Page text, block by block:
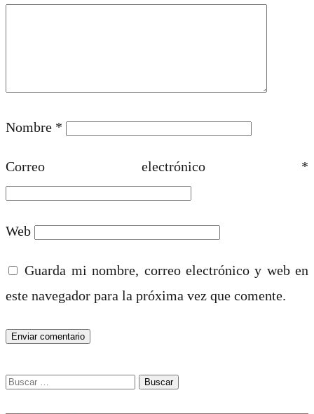
Nombre *
Correo electrónico *
Web
Guarda mi nombre, correo electrónico y web en
este navegador para la próxima vez que comente.
Buscar: